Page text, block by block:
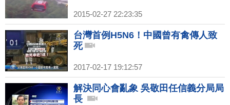
2015-02-27 22:23:35
台灣首例H5N6！中國曾有禽傳人致
死
2017-02-17 19:12:57
解決同心會亂象 吳敬田任信義分局局
長